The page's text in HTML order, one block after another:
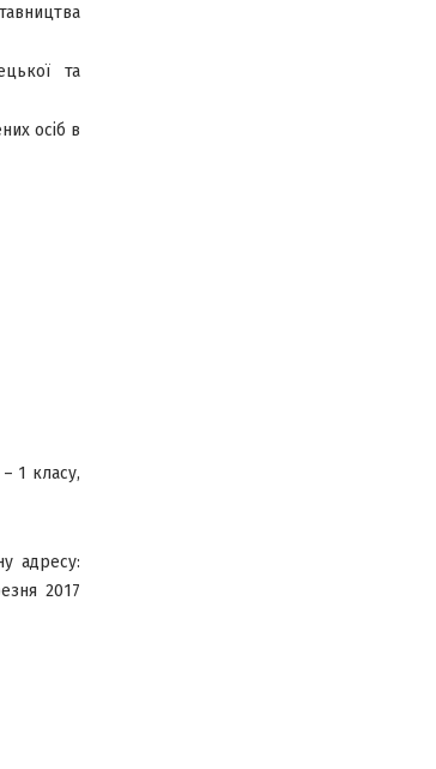
та
осіб в
1 класу,
адресу:
2017